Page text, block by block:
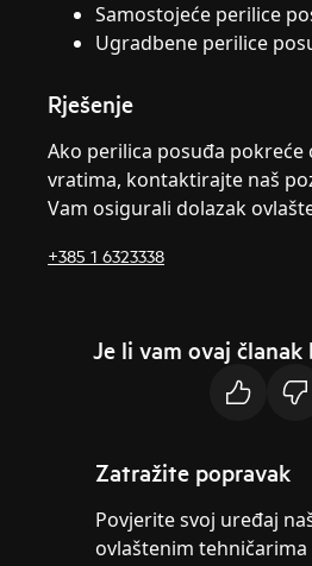
Samostojeće perilice
Ugradbene perilice
Rješenje
Ako perilica posuđa
vratima, kontaktirajte naš
Vam osigurali dolazak
+385 1 6323338
Je li vam ovaj
Zatražite popravak
Povjerite svoj uređaj
ovlaštenim